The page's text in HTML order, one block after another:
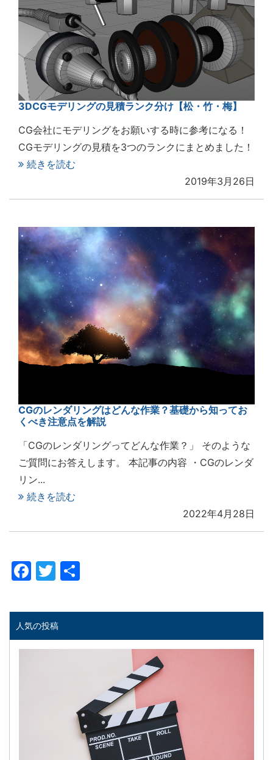
3DCGモデリングの見積ランク分け【松・竹・梅】
CG会社にモデリングをお願いする時に参考になる！
CGモデリングの見積を3つのランクにまとめました！
続きを読む
2019年3月26日
CGのレンダリングはどんな作業？基礎から知ってお
くべき注意点を解説
「CGのレンダリングってどんな作業？」 そのような
ご質問にお答えします。 本記事の内容 ・CGのレンダ
リン...
続きを読む
2022年4月28日
Facebook
Twitter
人気の投稿